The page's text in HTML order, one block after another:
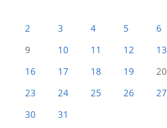
2
3 4 5 6
9
10 11 12 13
16
17 18 19 20
23
24 25 26 27
30
31